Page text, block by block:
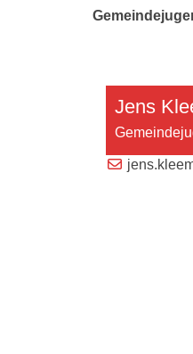
Jens